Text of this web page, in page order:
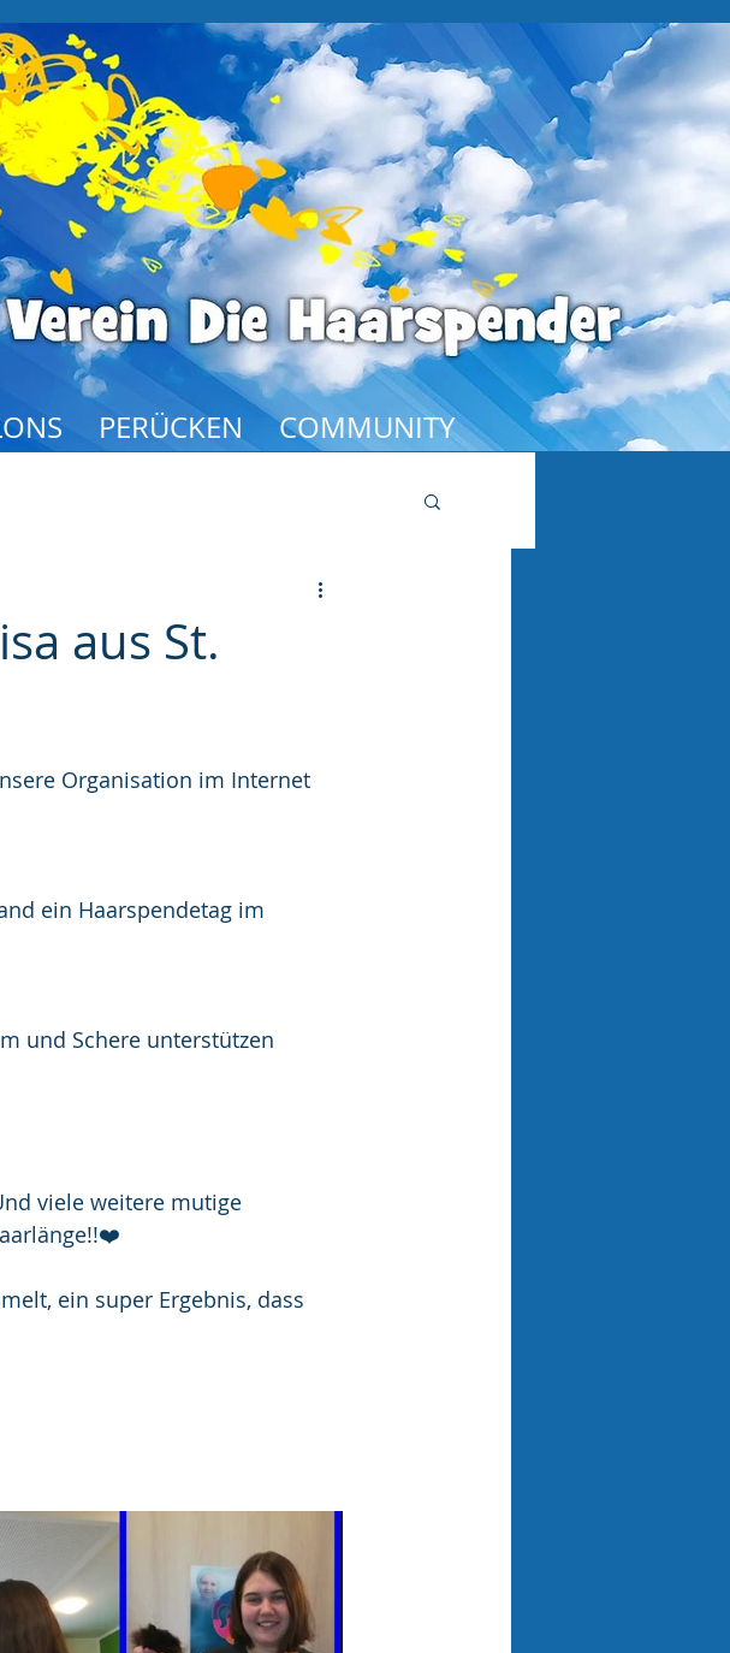
PERÜCKEN COMMUNITY
aus St.
Organisation im Internet
ein Haarspendetag im
und Schere unterstützen
viele weitere mutige
ein super Ergebnis, dass